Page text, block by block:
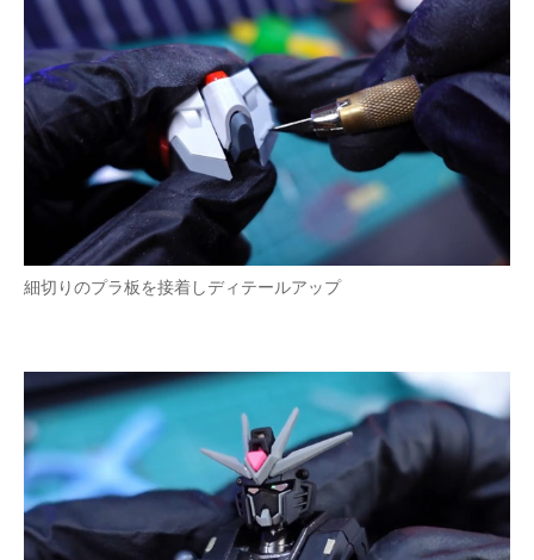
細切りのプラ板を接着しディテールアップ